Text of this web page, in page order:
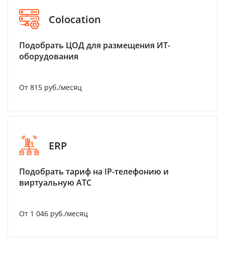
Colocation
Подобрать ЦОД для размещения ИТ-
оборудования
От 815 руб./месяц
ERP
Подобрать тариф на IP-телефонию и
виртуальную АТС
От 1 046 руб./месяц